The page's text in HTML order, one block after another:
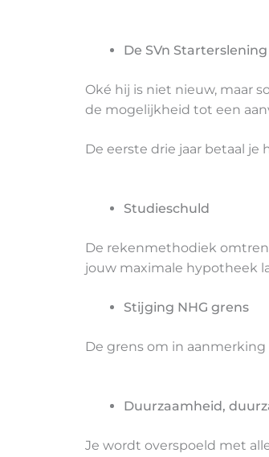
De SVn Starterslening
Oké hij is niet nieuw, maar
de mogelijkheid tot een
De eerste drie jaar betaal
Studieschuld
De rekenmethodiek
jouw maximale hypotheek
Stijging NHG grens
De grens om in
Duurzaamheid,
Je wordt overspoeld met